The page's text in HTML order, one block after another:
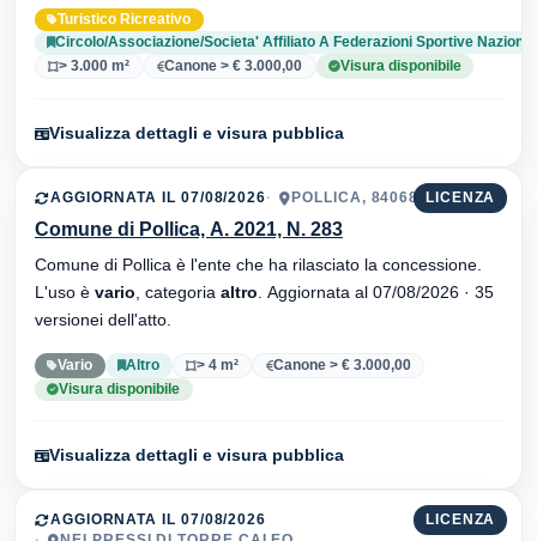
dell'atto.
Turistico Ricreativo
Circolo/Associazione/Societa' Affiliato A Federazioni Sportive
> 3.000 m²
Canone > € 3.000,00 Visura disponibile
Visualizza dettagli e visura pubblica
LICENZA
AGGIORNATA IL 07/08/2026 POLLICA, 84068
Comune di Pollica, A. 2021, N. 283
Comune di Pollica è l'ente che ha rilasciato la concessione.
L'uso è vario , categoria altro
versionei dell'atto.
Vario Altro > 4 m²
Canone > € 3.000,00
Visura disponibile
Visualizza dettagli e visura pubblica
LICENZA
AGGIORNATA IL 07/08/2026